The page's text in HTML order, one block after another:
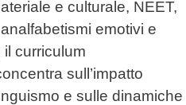
e culturale, NEET,
emotivi e
curriculum
sull’impatto
e sulle dinamiche